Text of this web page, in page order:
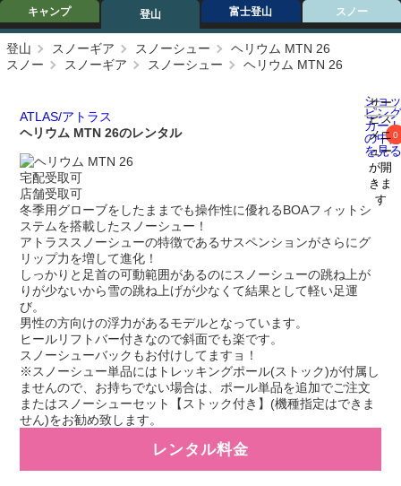
キャンプ 登山 富士登山 スノー
登山 スノーギア スノーシュー
ヘリウム MTN 26
スノー
スノーギア スノーシュー ヘリウム MTN 26
ショ
ピン
カー
の中
を見
0
サー
ビス
メニ
ュー
が開
きま
す
ATLAS/アトラス
ヘリウム MTN 26のレンタル
宅配受取可
店舗受取可
冬季用グローブをしたままでも操作性に優れるBOAフィットシ
ステムを搭載したスノーシュー！
アトラススノーシューの特徴であるサスペンションがさらにグ
リップ力を増して進化！
しっかりと足首の可動範囲があるのにスノーシューの跳ね上が
りが少ないから雪の跳ね上げが少なくて結果として軽い足運
び。
男性の方向けの浮力があるモデルとなっています。
ヒールリフトバー付きなので斜面でも楽です。
スノーシューバックもお付けしてますョ！
※スノーシュー単品にはトレッキングポール(ストック)が付属し
ませんので、お持ちでない場合は、ポール単品を追加でご注文
またはスノーシューセット【ストック付き】(機種指定はできま
せん)をお勧め致します。
レンタル料金